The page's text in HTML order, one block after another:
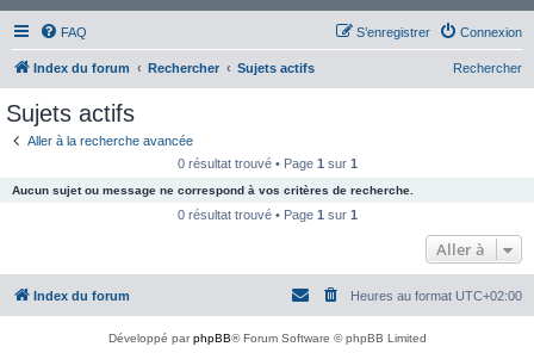
FAQ Connexion
S’enregistrer
Index du forum Rechercher Sujets actifs Rechercher
Sujets actifs
Aller à la recherche avancée
0 résultat trouvé • Page 1 sur 1
Aucun sujet ou message ne correspond à vos critères de recherche.
0 résultat trouvé • Page 1 sur 1
Aller à
Index du forum Heures au format UTC+02:00
Développé parphpBB® Forum Software © phpBB Limited